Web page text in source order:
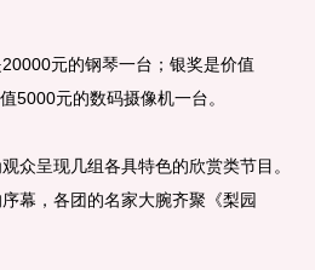
元的钢琴一台；银奖是价值
5000元的数码摄像机一台。
呈现几组各具特色的欣赏类节目。
幕，各团的名家大腕齐聚《梨园